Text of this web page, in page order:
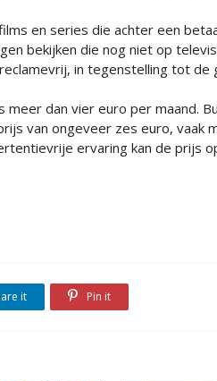
en series die achter een
bekijken die nog niet op
in tegenstelling tot de
dan vier euro per maand.
van ongeveer zes euro, vaak
ervaring kan de prijs
it Pin it